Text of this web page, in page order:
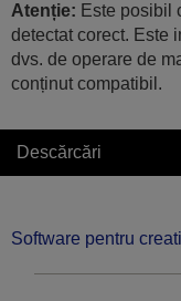
Atenție: Este posibil
detectat corect. Este
dvs. de operare de
conținut compatibil.
Descărcări
Software pentru